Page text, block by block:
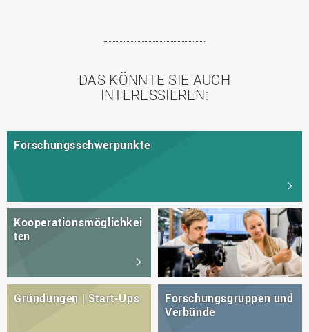
DAS KÖNNTE SIE AUCH
INTERESSIEREN:
Forschungsschwerpunkte
Kooperationsmöglichkei
ten
Gründungen | Start-Ups
Forschungsgruppen und
Verbünde